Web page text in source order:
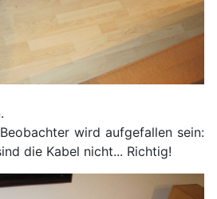
wird aufgefallen sein:
die Kabel nicht... Richtig!